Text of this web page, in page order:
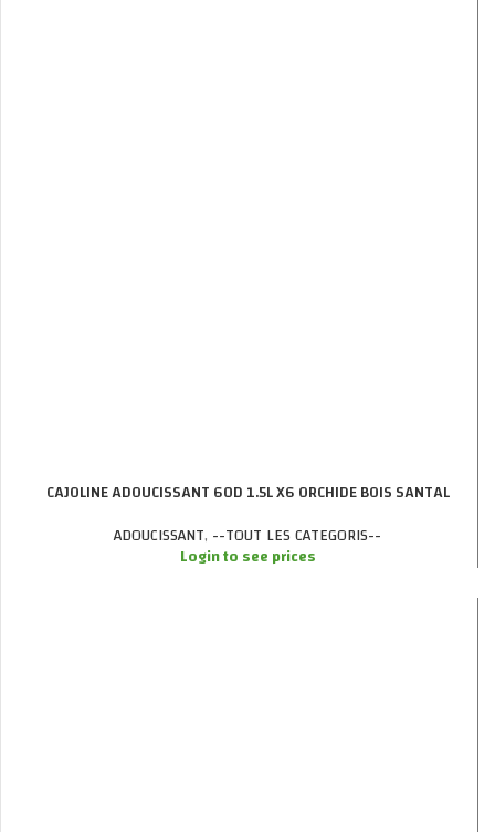
CAJOLINE ADOUCISSANT 60D 1.5L X6 ORCHIDE BOIS SANTAL
ADOUCISSANT, --TOUT LES CATEGORIS--
Login to see prices